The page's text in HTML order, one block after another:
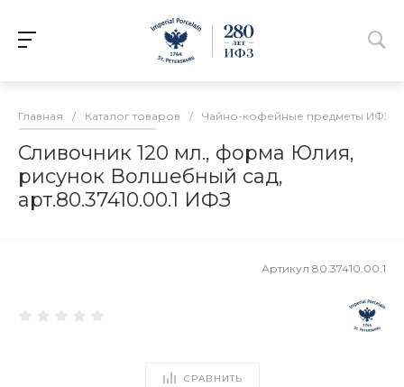
Главная / Каталог товаров / Чайно-кофейные предметы ИФЗ
Сливочник 120 мл., форма Юлия,
рисунок Волшебный сад,
арт.80.37410.00.1 ИФЗ
Артикул 80.37410.00.1
СРАВНИТЬ